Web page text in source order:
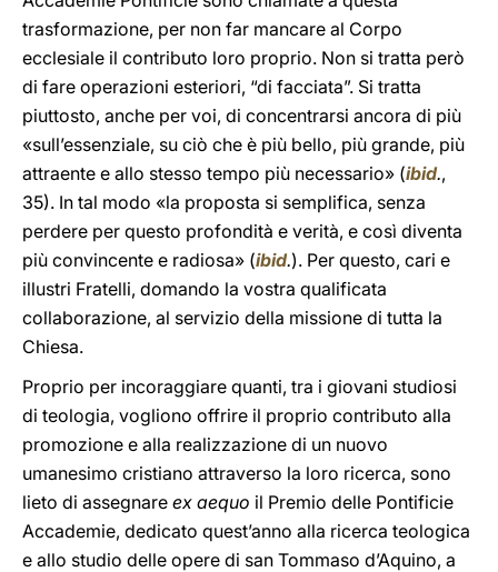
trasformazione, per non far mancare al Corpo
ecclesiale il contributo loro proprio. Non si tratta però
di fare operazioni esteriori, “di facciata”. Si tratta
piuttosto, anche per voi, di concentrarsi ancora di più
«sull’essenziale, su ciò che è più bello, più grande, più
attraente e allo stesso tempo più necessario» (ibid.,
35). In tal modo «la proposta si semplifica, senza
perdere per questo profondità e verità, e così diventa
più convincente e radiosa» (ibid.). Per questo, cari e
illustri Fratelli, domando la vostra qualificata
collaborazione, al servizio della missione di tutta la
Chiesa.
Proprio per incoraggiare quanti, tra i giovani studiosi
di teologia, vogliono offrire il proprio contributo alla
promozione e alla realizzazione di un nuovo
umanesimo cristiano attraverso la loro ricerca, sono
lieto di assegnare ex aequo il Premio delle Pontificie
Accademie, dedicato quest’anno alla ricerca teologica
e allo studio delle opere di san Tommaso d’Aquino, a